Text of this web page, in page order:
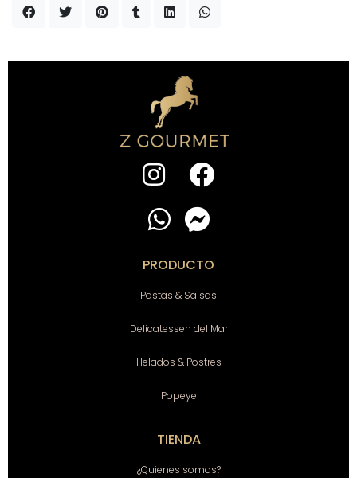
PRODUCTO
Pastas & Salsas
Delicatessen del Mar
Helados & Postres
Popeye
TIENDA
¿Quienes somos?